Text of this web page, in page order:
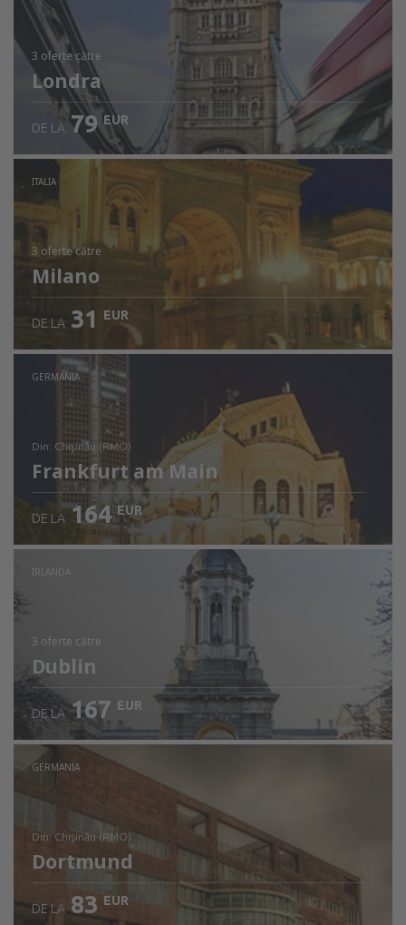
3 oferte către
Londra
DE LA 79 EUR
ITALIA
3 ofertecătre
Milano
DE LA 31 EUR
GERMANIA
din: Chişinău (RMO)
Frankfurt am Main
Verificați detaliile
DE LA 164 EUR
IRLANDA
3 oferte către
Dublin
DE LA 167 EUR
GERMANIA
din: Chişinău (RMO)
Dortmund
DE LA 83 EUR